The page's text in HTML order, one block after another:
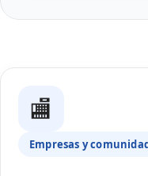
🏬
Empresas y